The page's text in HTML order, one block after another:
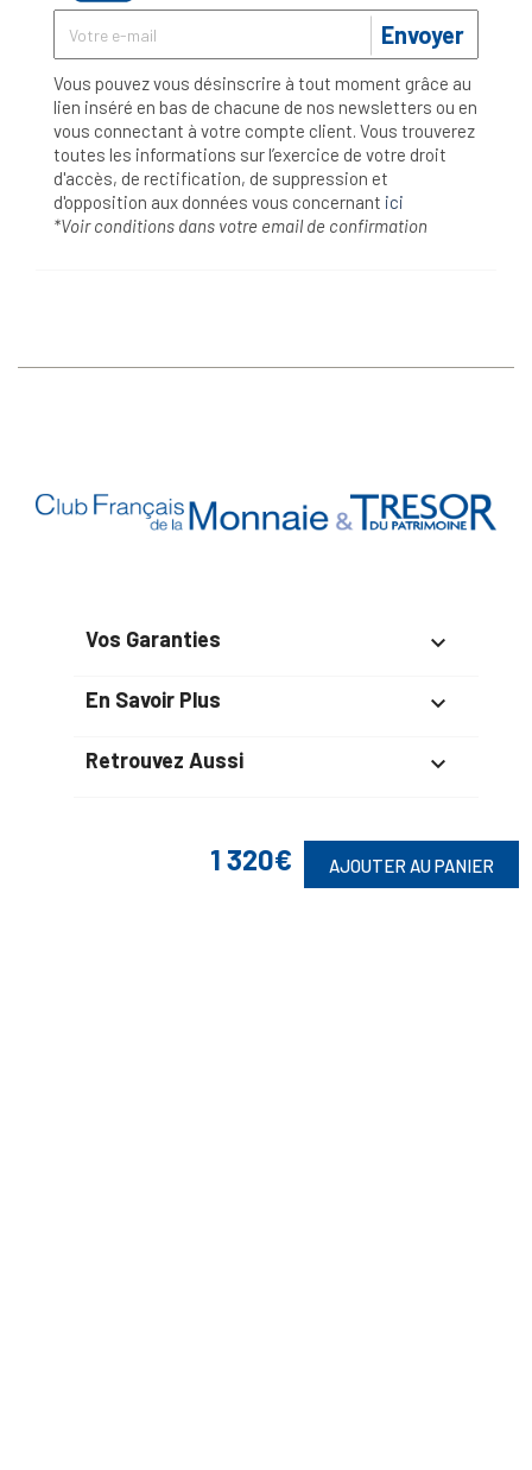
1 320€ AJOUTER AU PANIER
Envoyer
Vous pouvez vous désinscrire à tout moment grâce au
lien inséré en bas de chacune de nos newsletters ou en
vous connectant à votre compte client. Vous trouverez
toutes les informations sur l’exercice de votre droit
d'accès, de rectification, de suppression et
d'opposition aux données vous concernant ici
*Voir conditions dans votre email de confirmation
Vos Garanties 
En Savoir Plus 
Retrouvez Aussi 
Suivez-Nous